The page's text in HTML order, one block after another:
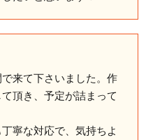
来て下さいました。作
頂き、予定が詰まって
寧な対応で、気持ちよ